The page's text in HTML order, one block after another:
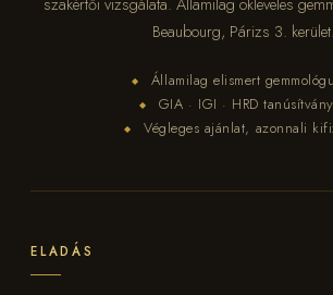
Beaubourg, Párizs 3. kerület.
◆ Államilag elismert
◆ GIA · IGI · HRD
◆ Végleges ajánlat, azonnali
ELADÁS